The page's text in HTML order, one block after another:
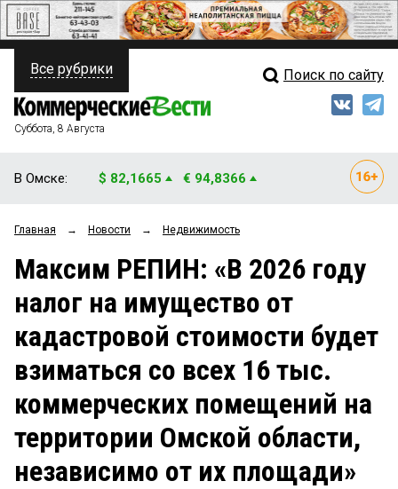
ПОЛИТИКА
ФИНАНСЫ
ОБЩЕСТВО
ЗАКОН
НОВОСТИ КОМПАНИЙ
СТИЛЬ ЖИЗНИ
Свежий выпуск
Мнения
Рейтинги
Блоги
Архив
Все рубрики Поиск по сайту
Суббота, 8 Августа
В Омске: $ 82,1665 € 94,8366
Главная → Новости → Недвижимость
Максим РЕПИН: «В 2026 году
налог на имущество от
кадастровой стоимости будет
взиматься со всех 16 тыс.
коммерческих помещений на
территории Омской области,
независимо от их площади»